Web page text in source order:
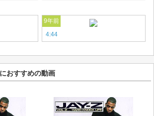
9年前
4:44
おすすめの動画